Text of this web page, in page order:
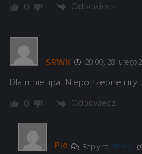
0 Odpowiedz
SRWK 20:00, 28 lutego
Dla mnie lipa. Niepotrzebne i
0 Odpowiedz
Pio Reply to SRWK